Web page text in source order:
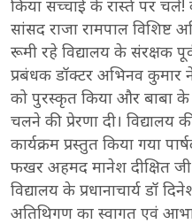
किया सच्चाई के रास्ते पर चले!
सांसद राजा रामपाल विशिष्ट
रूमी रहे विद्यालय के संरक्षक
प्रबंधक डॉक्टर अभिनव कुमार ने
को पुरस्कृत किया और बाबा के
चलने की प्रेरणा दी। विद्यालय
कार्यक्रम प्रस्तुत किया गया
फखर अहमद मानेश दीक्षित
विद्यालय के प्रधानाचार्य डॉ
अतिथिगण का स्वागत एवं